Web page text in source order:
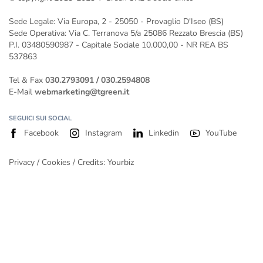
Impianto fotovoltaico da 400 kw
Impianto fotovoltaico da 500 kW
Sede Legale: Via Europa, 2 - 25050 - Provaglio D'Iseo (BS)
Sede Operativa: Via C. Terranova 5/a 25086 Rezzato Brescia (BS)
P.I. 03480590987 - Capitale Sociale 10.000,00 - NR REA BS
537863
Tel & Fax 030.2793091 /030.2594808
E-Mail webmarketing@tgreen.it
SEGUICI SUI SOCIAL
Facebook Instagram Linkedin YouTube
Privacy / Cookies / Credits: Yourbiz